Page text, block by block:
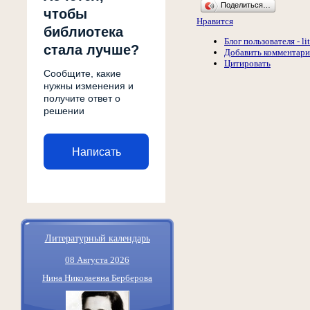
чтобы
библиотека
стала лучше?
Сообщите, какие
нужны изменения и
получите ответ о
решении
Написать
Литературный календарь
08 Августа 2026
Нина Николаевна Берберова
Поделиться…
Нравится
Блог пользователя -
Добавить
Цитировать